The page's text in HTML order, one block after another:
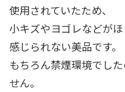
使用されていたため、
小キズやヨゴレなどが
感じられない美品です。
もちろん禁煙環境でし
せん。